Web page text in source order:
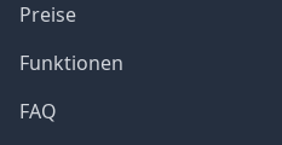
Preise
Funktionen
FAQ